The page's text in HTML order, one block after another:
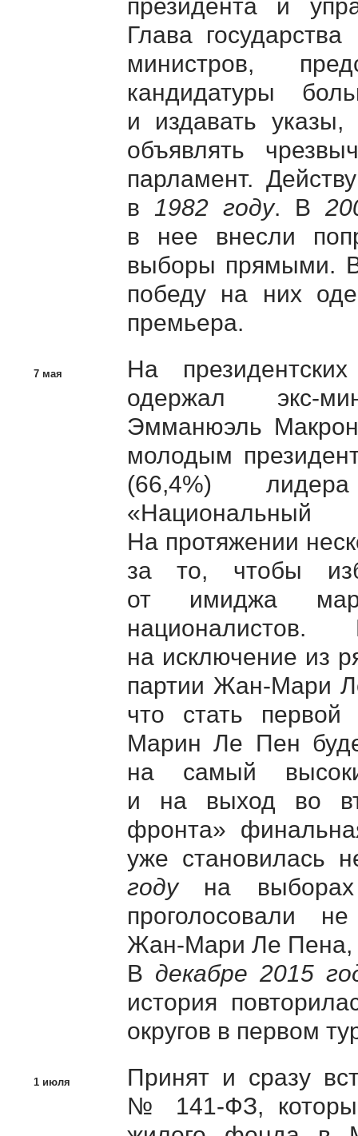
президента и
Глава
министров,
кандидатуры
и издавать указы,
объявлять
парламент.
в 1982 году. В
в нее внесли
выборы прямыми.
победу на них
премьера.
7 мая
На
одержал экс-
Эмманюэль
молодым
(66,4%)
На протяжении
за то, чтобы
от имиджа
на исключение из
партии Жан-Мари
что стать
Марин Ле Пен
на самый
и на выход во
фронта»
уже становилась
годуна выборах
проголосовали
Жан-Мари Ле Пена,
В декабре 2015
история
округов в первом
1 июля
Принят и сразу
№ 141-ФЗ,